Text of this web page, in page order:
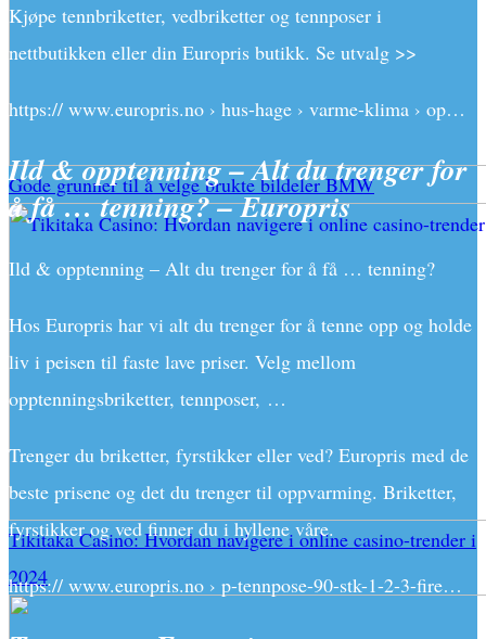
Gode grunner til å velge brukte bildeler BMW
Tikitaka Casino: Hvordan navigere i online casino-trender i
2024
Kjøpe tennbriketter, vedbriketter og tennposer i
nettbutikken eller din Europris butikk. Se utvalg >>
https:// www.europris.no › hus-hage › varme-klima › op…
Ild & opptenning – Alt du trenger for
å få … tenning? – Europris
Ild & opptenning – Alt du trenger for å få … tenning?
Hos Europris har vi alt du trenger for å tenne opp og holde
liv i peisen til faste lave priser. Velg mellom
opptenningsbriketter, tennposer, …
Trenger du briketter, fyrstikker eller ved? Europris med de
beste prisene og det du trenger til oppvarming. Briketter,
fyrstikker og ved finner du i hyllene våre.
https:// www.europris.no › p-tennpose-90-stk-1-2-3-fire…